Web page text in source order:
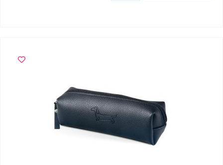
A5 Barva: zelená Počet listů: 16 Šířka řádku: 2 mm Gramáž
označení na sešitech?